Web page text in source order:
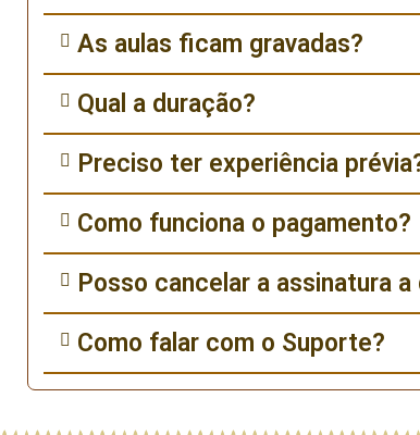
As aulas ficam gravadas?
Qual a duração?
Preciso ter experiência
Como funciona o pagamento?
Posso cancelar a assinatura
Como falar com o Suporte?